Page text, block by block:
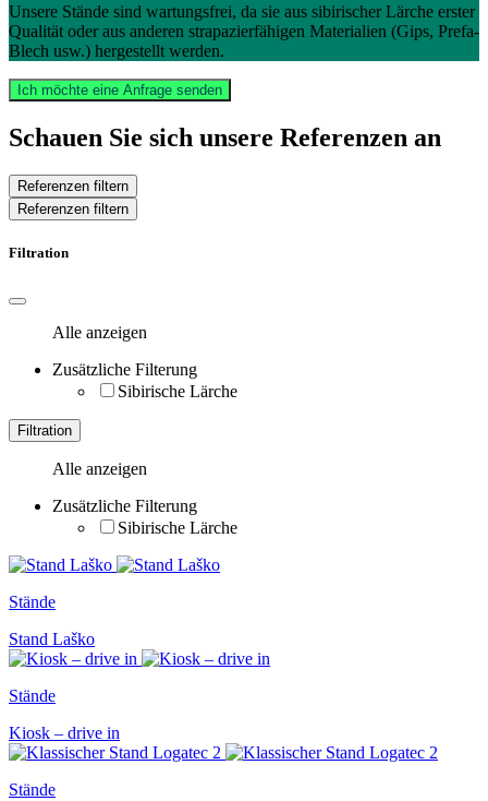
Unsere Stände sind wartungsfrei, da sie aus sibirischer Lärche erster
Qualität oder aus anderen strapazierfähigen Materialien (Gips, Prefa-
Blech usw.) hergestellt werden.
Ich möchte eine Anfrage senden
Schauen Sie sich unsere Referenzen an
Referenzen filtern
Referenzen filtern
Filtration
Alle anzeigen
Zusätzliche Filterung
Sibirische Lärche
Filtration
Alle anzeigen
Zusätzliche Filterung
Sibirische Lärche
Stände
Stand Laško
Stände
Kiosk – drive in
Stände